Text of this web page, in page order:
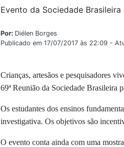
Evento da Sociedade
Por: Diélen Borges
Publicado em 17/07/2017 às 22:09 -
Crianças, artesãos e pesquisadores
69ª Reunião da Sociedade Brasileira
Os estudantes dos ensinos
investigativa. Os objetivos são
O evento conta ainda com uma